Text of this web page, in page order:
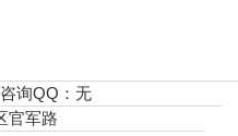
咨询QQ：无
官军路